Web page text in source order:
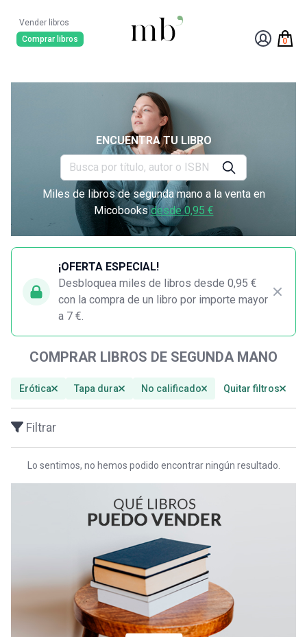
Vender libros
Comprar libros
0
ENCUENTRA TU LIBRO
Miles de libros de segunda mano a la venta en
Micobooksdesde 0,95 €
¡OFERTA ESPECIAL!
Desbloquea miles de libros desde 0,95 €
con la compra de un libro por importe mayor
a 7 €.
COMPRAR LIBROS DE SEGUNDA MANO
Erótica Tapa dura No calificado Quitar filtros
Filtrar
Lo sentimos, no hemos podido encontrar ningún resultado.